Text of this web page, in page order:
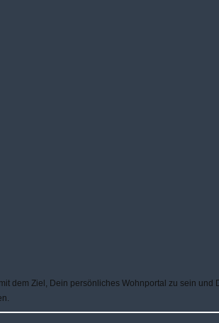
dem Ziel, Dein persönliches Wohnportal zu sein